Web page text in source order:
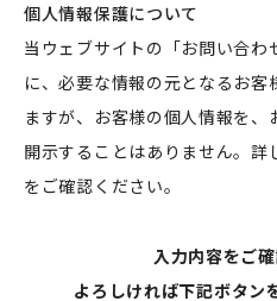
個人情報保護について
当ウェブサイトの「お問い合
に、必要な情報の元となるお
ますが、お客様の個人情報を
開示することはありません。詳
をご確認ください。
入力内容をご確
よろしければ下記ボタン